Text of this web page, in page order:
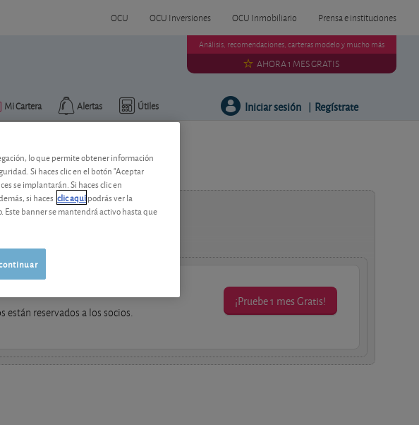
OCU OCU Inversiones OCU Inmobiliario Prensa e instituciones
Útiles
Alertas
Mi Cartera
Análisis, recomendaciones, carteras modelo y mucho más
AHORA 1 MES GRATIS
Iniciar sesión | Regístrate
están reservados a los socios.
¡Pruebe 1 mes Gratis!
lo que permite obtener información
Si haces clic en el botón "Aceptar
se implantarán. Si haces clic en
si haces clic aquípodrás ver la
banner se mantendrá activo hasta que